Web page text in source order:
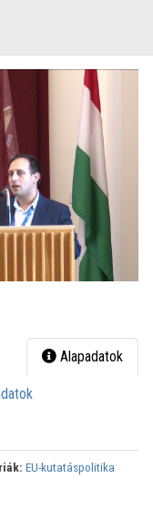
Alapadatok
EU-kutatáspolitika